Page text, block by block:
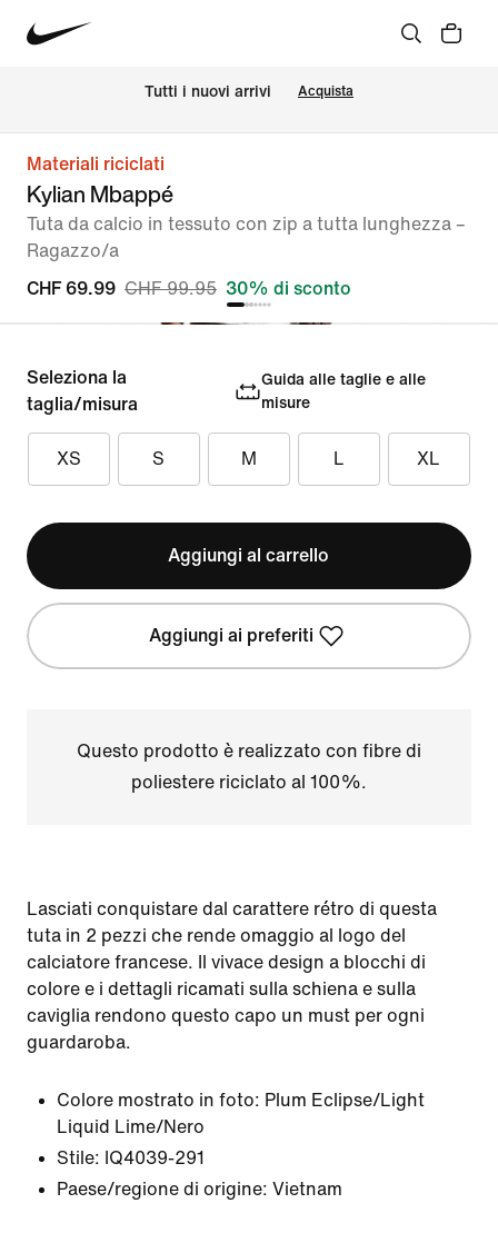
Tutti i nuovi arrivi Acquista
Materiali riciclati
Kylian Mbappé
Tuta da calcio in tessuto con zip a tutta lunghezza –
Ragazzo/a
CHF 69.99 CHF 99.95 30% di sconto
Seleziona la
taglia/misura
Guida alle taglie e alle
misure
XS S M L XL
Aggiungi al carrello
Aggiungi ai preferiti
Questo prodotto è realizzato con fibre di
poliestere riciclato al 100%.
Lasciati conquistare dal carattere rétro di questa
tuta in 2 pezzi che rende omaggio al logo del
calciatore francese. Il vivace design a blocchi di
colore e i dettagli ricamati sulla schiena e sulla
caviglia rendono questo capo un must per ogni
guardaroba.
Colore mostrato in foto: Plum Eclipse/Light
Liquid Lime/Nero
Stile: IQ4039-291
Paese/regione di origine: Vietnam